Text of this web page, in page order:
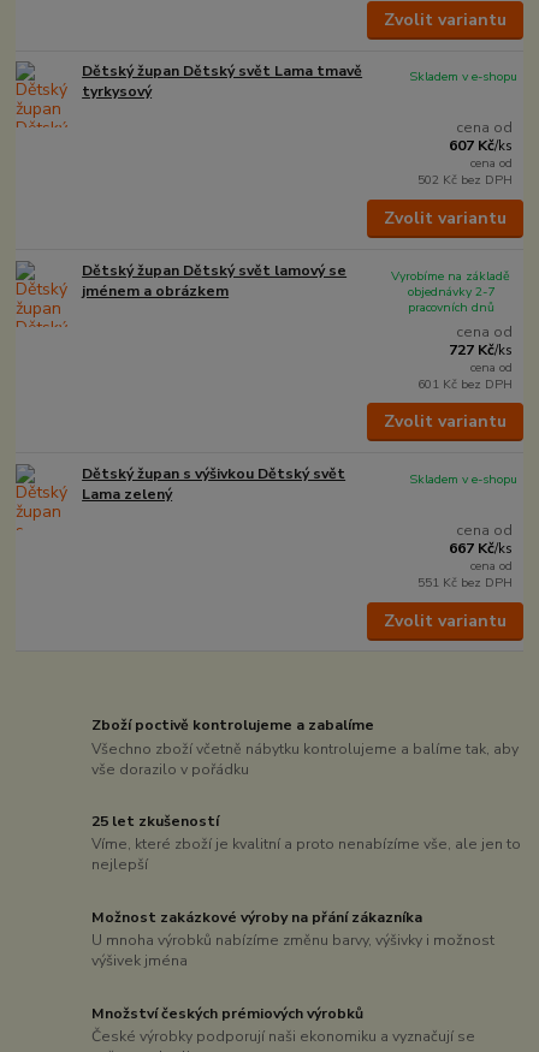
Zvolit variantu
Dětský župan Dětský svět Lama tmavě
tyrkysový
cena od
607 Kč/ks
cena od
502 Kč bez DPH
Skladem v e-shopu
Zvolit variantu
Dětský župan Dětský svět lamový se
jménem a obrázkem
cena od
727 Kč/ks
cena od
601 Kč bez DPH
Vyrobíme na základě
objednávky 2-7
pracovních dnů
Zvolit variantu
Dětský župan s výšivkou Dětský svět
Lama zelený
cena od
667 Kč/ks
cena od
551 Kč bez DPH
Skladem v e-shopu
Zvolit variantu
Zboží poctivě kontrolujeme a zabalíme
Všechno zboží včetně nábytku kontrolujeme a balíme tak, aby
vše dorazilo v pořádku
25 let zkušeností
Víme, které zboží je kvalitní a proto nenabízíme vše, ale jen to
nejlepší
Možnost zakázkové výroby na přání zákazníka
U mnoha výrobků nabízíme změnu barvy, výšivky i možnost
výšivek jména
Množství českých prémiových výrobků
České výrobky podporují naši ekonomiku a vyznačují se